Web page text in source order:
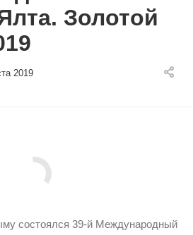
Золотой
2019
состоялся 39-й Международный